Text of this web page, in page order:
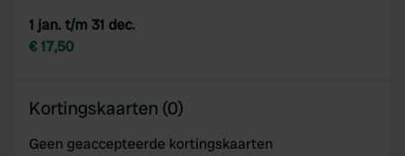
1 jan. t/m 31 dec.
€ 17,50
Kortingskaarten (0)
Geen geaccepteerde kortingskaarten